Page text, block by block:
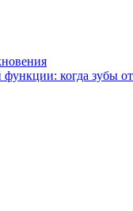
когда зубы